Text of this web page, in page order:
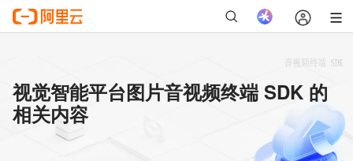
视觉智能平台图片音视频终端 SDK 的
相关内容